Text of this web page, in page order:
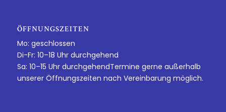
ÖFFNUNGSZEITEN
Mo: geschlossen
Di-Fr: 10–18 Uhr durchgehend
Sa: 10–15 Uhr durchgehendTermine gerne außerhalb
unserer Öffnungszeiten nach Vereinbarung möglich.